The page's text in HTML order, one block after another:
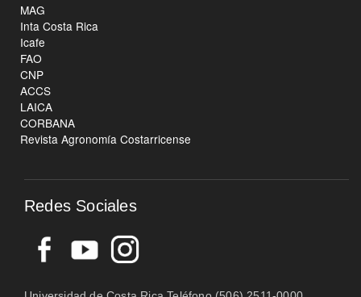
MAG
Inta Costa Rica
Icafe
FAO
CNP
ACCS
LAICA
CORBANA
Revista Agronomía Costarricense
Redes Sociales